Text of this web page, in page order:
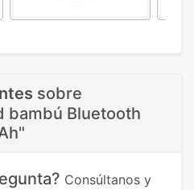
sobre
bambú Bluetooth
Consúltanos y